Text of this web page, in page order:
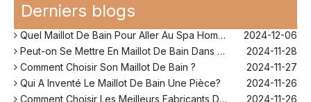
Derniers blogs
Sans Retouche Rihanna Maillot De Bain ?
Quel Maillot De Bain Pour Aller Au Spa Homme ?
2024-12-06
Peut-on Se Mettre En Maillot De Bain Dans Son Jardin ?
2024-11-28
Comment Choisir Son Maillot De Bain ?
2024-11-27
Qui A Inventé Le Maillot De Bain Une Pièce?
2024-11-26
Comment Choisir Les Meilleurs Fabricants De Maillots De Bain Pour Votre Marque ?
2024-11-26